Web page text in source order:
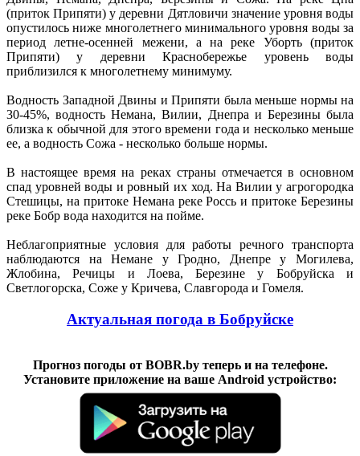
(приток Припяти) у деревни Дятловичи значение уровня воды
опустилось ниже многолетнего минимального уровня воды за
период летне-осенней межени, а на реке Уборть (приток
Припяти) у деревни Краснобережье уровень воды
приблизился к многолетнему минимуму.
Водность Западной Двины и Припяти была меньше нормы на
30-45%, водность Немана, Вилии, Днепра и Березины была
близка к обычной для этого времени года и несколько меньше
ее, а водность Сожа - несколько больше нормы.
В настоящее время на реках страны отмечается в основном
спад уровней воды и ровный их ход. На Вилии у агрогородка
Стешицы, на притоке Немана реке Россь и притоке Березины
реке Бобр вода находится на пойме.
Неблагоприятные условия для работы речного транспорта
наблюдаются на Немане у Гродно, Днепре у Могилева,
Жлобина, Речицы и Лоева, Березине у Бобруйска и
Светлогорска, Соже у Кричева, Славгорода и Гомеля.
Актуальная погода в Бобруйске
Прогноз погоды от BOBR.by теперь и на телефоне.
Установите приложение на ваше Android устройство: